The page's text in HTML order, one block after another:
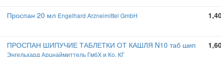
Проспан 20 мл Engelhard Arzneimittel GmbH
ПРОСПАН ШИПУЧИЕ ТАБЛЕТКИ ОТ КАШЛЯ N10 таб шип
Энгельхард Арцнаймиттель ГмбХ и Ко. КГ